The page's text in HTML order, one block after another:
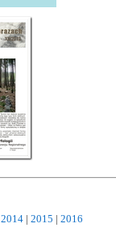
2014 | 2015 | 2016